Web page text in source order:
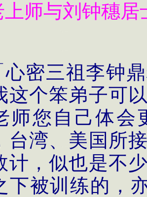
上师与刘钟穗居
心密三祖李钟
这个笨弟子可
师您自己体会
台湾、美国所
计，似也是不
下被训练的，